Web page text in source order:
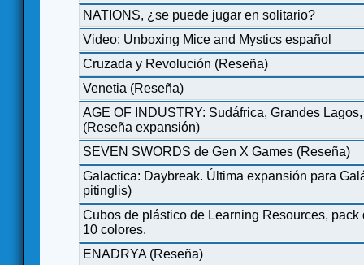
NATIONS, ¿se puede jugar en solitario?
Video: Unboxing Mice and Mystics español
Cruzada y Revolución (Reseña)
Venetia (Reseña)
AGE OF INDUSTRY: Sudáfrica, Grandes
(Reseña expansión)
SEVEN SWORDS de Gen X Games (Reseña)
Galactica: Daybreak. Última expansión para
pitinglis)
Cubos de plástico de Learning Resources,
10 colores.
ENADRYA (Reseña)